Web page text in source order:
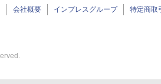
会社概要 インプレスグループ 特定商取